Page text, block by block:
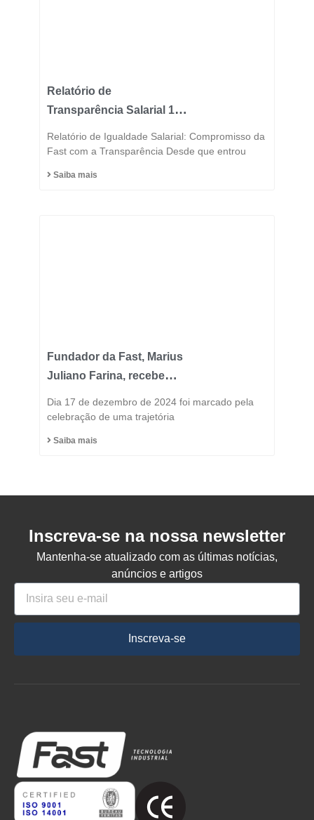
Relatório de
Transparência Salarial 1º
Relatório de Igualdade Salarial: Compromisso da
Fast com a Transparência Desde que entrou
Saiba mais
Fundador da Fast, Marius
Juliano Farina, recebe
Honorário do Município
Dia 17 de dezembro de 2024 foi marcado pela
celebração de uma trajetória
Saiba mais
Inscreva-se na nossa newsletter
Mantenha-se atualizado com as últimas notícias,
anúncios e artigos
Inscreva-se